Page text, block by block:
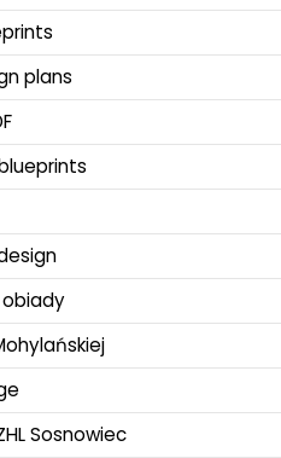
plans
obiady
Sosnowiec